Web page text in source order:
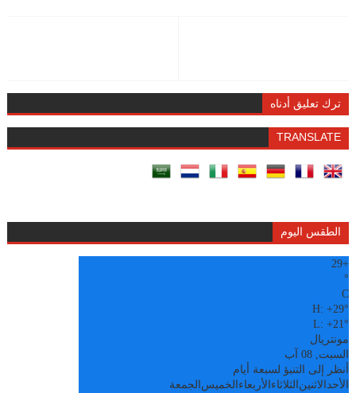
ترك تعليق أدناه
TRANSLATE
الطقس اليوم
+
29
°
C
H:+29°
L:+21°
مونتريال
السبت, 08 آب
أنظر إلى التنبؤ لسبعة أيام
الأحدالاثنين الثلاثاء الأربعاء الخميس الجمعة